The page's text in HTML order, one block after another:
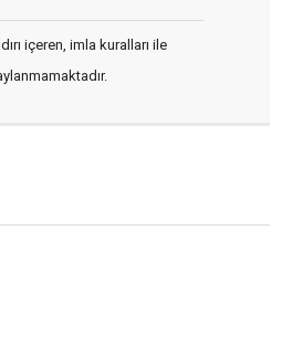
içeren, imla kuralları ile